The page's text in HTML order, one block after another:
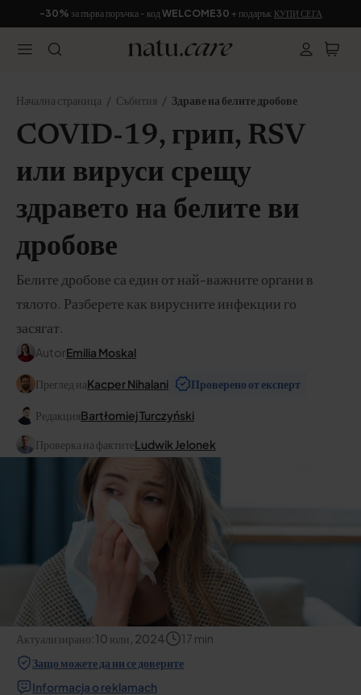
-30% за първа поръчка - код WELCOME30 + подарък КУПИ СЕГА
Начална страница Събития Здраве на белите дробове
COVID-19, грип, RSV
или вируси срещу
здравето на белите ви
дробове
Белите дробове са един от най-важните органи в
тялото. Разберете как вирусните инфекции го
засягат.
AutorEmilia Moskal
Преглед наKacper Nihalani Проверено от експерт
РедакцияBartłomiej Turczyński
Проверка на фактитеLudwik Jelonek
Актуализирано:10 юли, 2024 17 min
Защо можете да ни се доверите
Informacja o reklamach